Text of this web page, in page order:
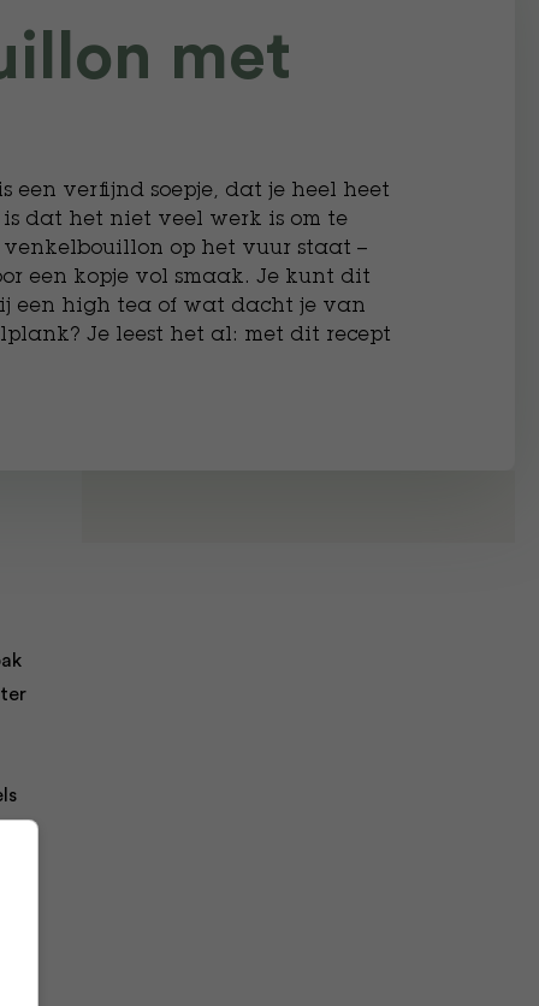
met
een verfijnd soepje, dat je heel heet
dat het niet veel werk is om te
op het vuur staat –
een kopje vol smaak. Je kunt dit
een high tea of wat dacht je van
Je leest het al: met dit recept